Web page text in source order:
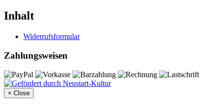
Inhalt
Widerrufsformular
Zahlungsweisen
× Close